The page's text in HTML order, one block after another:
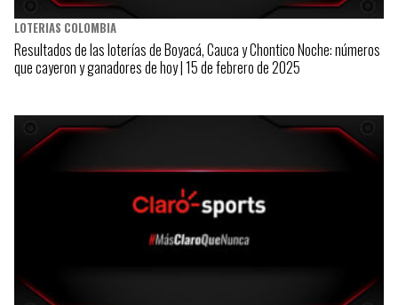
LOTERIAS COLOMBIA
Resultados de las loterías de Boyacá, Cauca y Chontico Noche: números
que cayeron y ganadores de hoy | 15 de febrero de 2025